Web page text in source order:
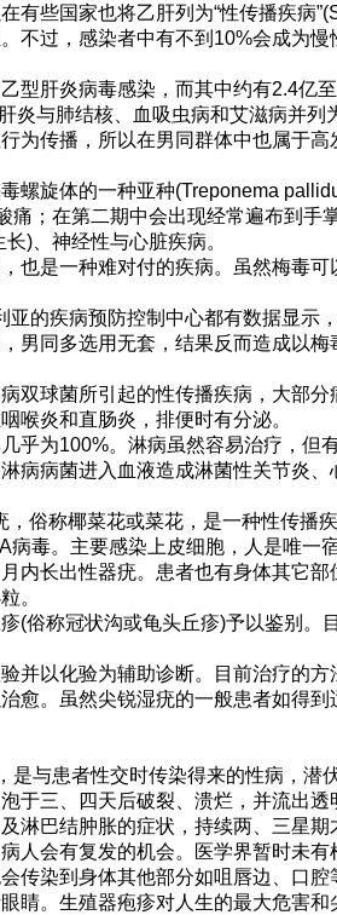
些国家也将乙肝列为“性传播疾病
不过，感染者中有不到10%会成为
型肝炎病毒感染，而其中约有2.4亿
与肺结核、血吸虫病和艾滋病并列
传播，所以在男同群体中也属于高
螺旋体的一种亚种(Treponema
痛；在第二期中会出现经常遍布到
)、神经性与心脏疾病。
也是一种难对付的疾病。虽然梅毒
的疾病预防控制中心都有数据显示
男同多选用无套，结果反而造成以
双球菌所引起的性传播疾病，大部
喉炎和直肠炎，排便时有分泌。
乎为100%。淋病虽然容易治疗，
病病菌进入血液造成淋菌性关节炎、
俗称椰菜花或菜花，是一种性传播
毒。主要感染上皮细胞，人是唯一宿
内长出性器疣。患者也有身体其它
。
俗称冠状沟或龟头丘疹)予以鉴别
并以化验为辅助诊断。目前治疗的
愈。虽然尖锐湿疣的一般患者如得
是与患者性交时传染得来的性病，
于三、四天后破裂、溃烂，并流出
淋巴结肿胀的症状，持续两、三星期
会有复发的机会。医学界暂时未
传染到身体其他部分如咀唇边、口
睛。生殖器疱疹对人生的最大危害